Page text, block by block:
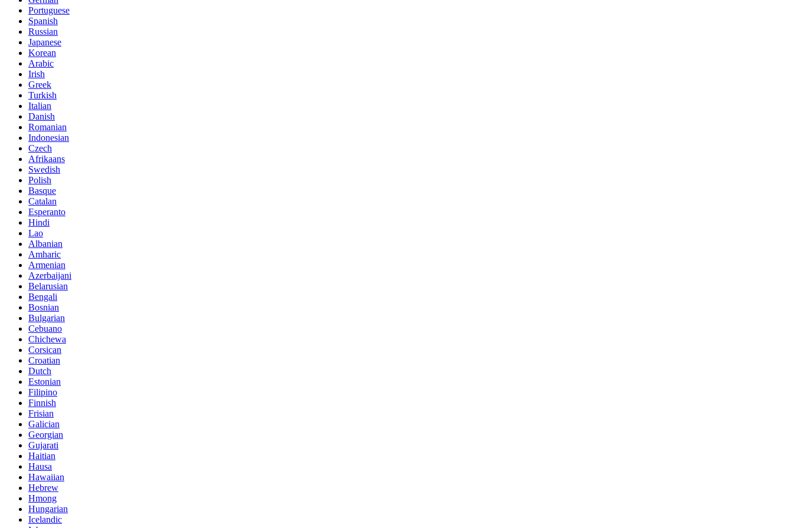
Portuguese
Spanish
Russian
Japanese
Korean
Arabic
Irish
Greek
Turkish
Italian
Danish
Romanian
Indonesian
Czech
Afrikaans
Swedish
Polish
Basque
Catalan
Esperanto
Hindi
Lao
Albanian
Amharic
Armenian
Azerbaijani
Belarusian
Bengali
Bosnian
Bulgarian
Cebuano
Chichewa
Corsican
Croatian
Dutch
Estonian
Filipino
Finnish
Frisian
Galician
Georgian
Gujarati
Haitian
Hausa
Hawaiian
Hebrew
Hmong
Hungarian
Icelandic